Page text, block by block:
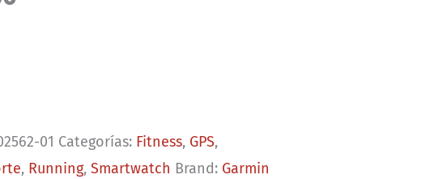
01 Categorías: Fitness, GPS,
, Running,Smartwatch Brand: Garmin